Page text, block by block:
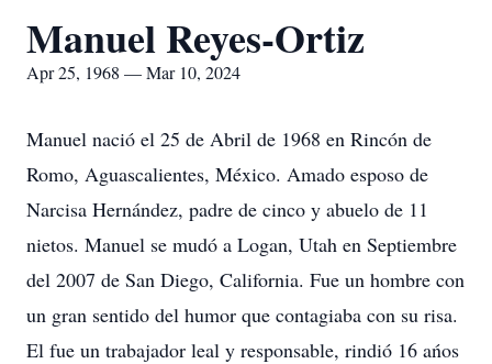
Manuel Reyes-Ortiz
Apr 25, 1968 — Mar 10, 2024
Manuel nació el 25 de Abril de 1968 en Rincón de
Romo, Aguascalientes, México. Amado esposo de
Narcisa Hernández, padre de cinco y abuelo de 11
nietos. Manuel se mudó a Logan, Utah en Septiembre
del 2007 de San Diego, California. Fue un hombre con
un gran sentido del humor que contagiaba con su risa.
El fue un trabajador leal y responsable, rindió 16 ańos